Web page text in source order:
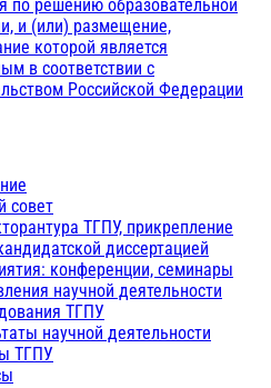
по решению образовательной
и (или) размещение,
которой является
в соответствии с
Российской Федерации
совет
ТГПУ, прикрепление
диссертацией
конференции, семинары
научной деятельности
ТГПУ
научной деятельности
ТГПУ